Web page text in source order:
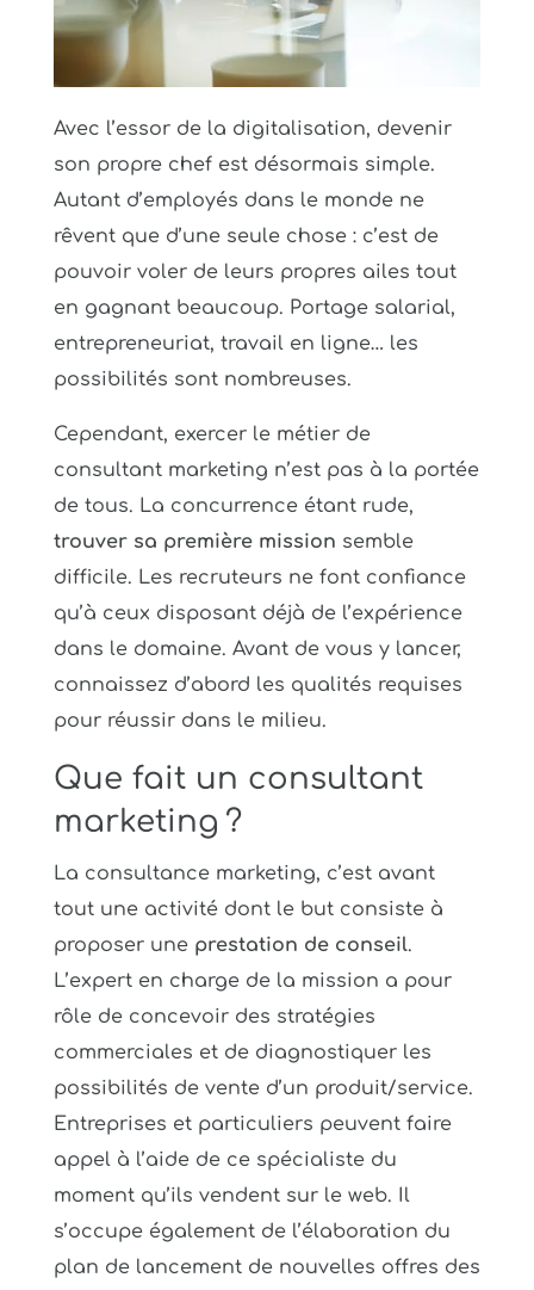
Avec l’essor de la digitalisation, devenir
son propre chef est désormais simple.
Autant d’employés dans le monde ne
rêvent que d’une seule chose : c’est de
pouvoir voler de leurs propres ailes tout
en gagnant beaucoup. Portage salarial,
entrepreneuriat, travail en ligne… les
possibilités sont nombreuses.
Cependant, exercer le métier de
consultant marketing n’est pas à la portée
de tous. La concurrence étant rude,
trouver sa première mission semble
difficile. Les recruteurs ne font confiance
qu’à ceux disposant déjà de l’expérience
dans le domaine. Avant de vous y lancer,
connaissez d’abord les qualités requises
pour réussir dans le milieu.
Que fait un consultant
marketing ?
La consultance marketing, c’est avant
tout une activité dont le but consiste à
proposer une prestation de conseil.
L’expert en charge de la mission a pour
rôle de concevoir des stratégies
commerciales et de diagnostiquer les
possibilités de vente d’un produit/service.
Entreprises et particuliers peuvent faire
appel à l’aide de ce spécialiste du
moment qu’ils vendent sur le web. Il
s’occupe également de l’élaboration du
plan de lancement de nouvelles offres des